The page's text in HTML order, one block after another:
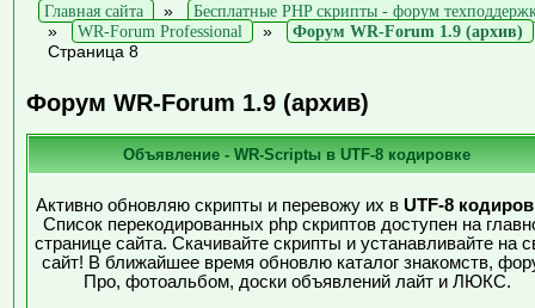
Главная сайта »
Бесплатные PHP скрипты - форум
»
WR-Forum Professional » Форум WR-Forum 1.9 (архив)
Страница 8
Форум WR-Forum 1.9 (архив)
Объявление - WR-Scriptы в UTF-8 кодировке
Активно обновляю скрипты и перевожу их в UTF-8
Список перекодированных php скриптов доступен на
странице сайта. Скачивайте скрипты и устанавливайте на
сайт! В ближайшее время обновлю каталог знакомств,
Про, фотоальбом, доски объявлений лайт и ЛЮКС.